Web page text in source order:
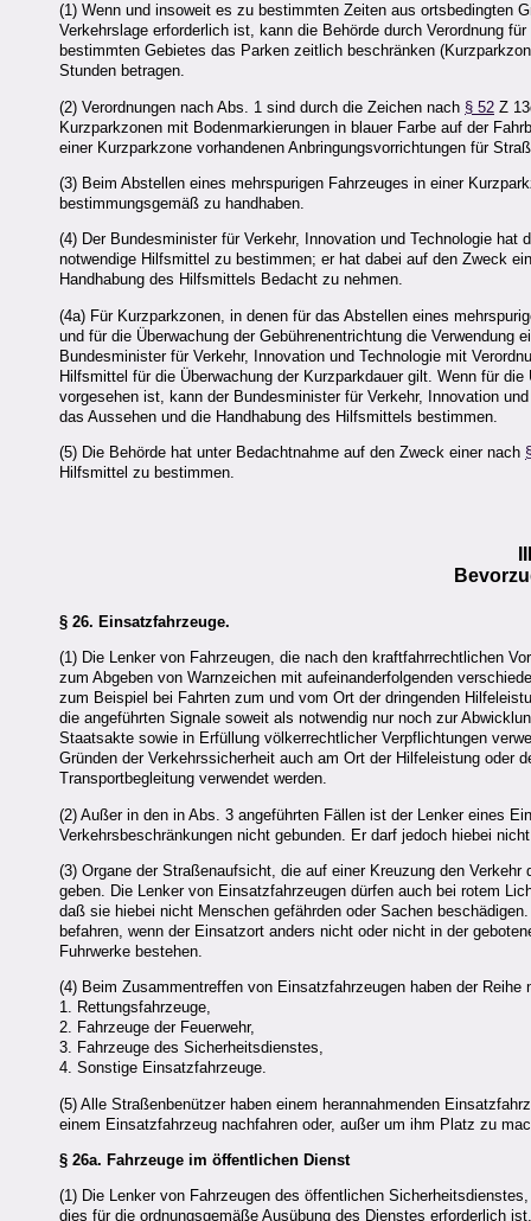
(1) Wenn und insoweit es zu bestimmten Zeiten aus ortsbedingten
Verkehrslage erforderlich ist, kann die Behörde durch Verordnung
bestimmten Gebietes das Parken zeitlich beschränken
Stunden betragen.
(2) Verordnungen nach Abs. 1 sind durch die Zeichen nach § 52 Z
Kurzparkzonen mit Bodenmarkierungen in blauer Farbe auf der
einer Kurzparkzone vorhandenen Anbringungsvorrichtungen für
(3) Beim Abstellen eines mehrspurigen Fahrzeuges in einer
bestimmungsgemäß zu handhaben.
(4) Der Bundesminister für Verkehr, Innovation und Technologie hat
notwendige Hilfsmittel zu bestimmen; er hat dabei auf den Zweck
Handhabung des Hilfsmittels Bedacht zu nehmen.
(4a) Für Kurzparkzonen, in denen für das Abstellen eines
und für die Überwachung der Gebührenentrichtung die
Bundesminister für Verkehr, Innovation und Technologie mit
Hilfsmittel für die Überwachung der Kurzparkdauer gilt. Wenn für
vorgesehen ist, kann der Bundesminister für Verkehr, Innovation
das Aussehen und die Handhabung des Hilfsmittels bestimmen.
(5) Die Behörde hat unter Bedachtnahme auf den Zweck einer nach
Hilfsmittel zu bestimmen.
§ 26. Einsatzfahrzeuge.
(1) Die Lenker von Fahrzeugen, die nach den kraftfahrrechtlichen
zum Abgeben von Warnzeichen mit aufeinanderfolgenden
zum Beispiel bei Fahrten zum und vom Ort der dringenden
die angeführten Signale soweit als notwendig nur noch zur
Staatsakte sowie in Erfüllung völkerrechtlicher Verpflichtungen
Gründen der Verkehrssicherheit auch am Ort der Hilfeleistung oder
Transportbegleitung verwendet werden.
(2) Außer in den in Abs. 3 angeführten Fällen ist der Lenker eines
Verkehrsbeschränkungen nicht gebunden. Er darf jedoch hiebei
(3) Organe der Straßenaufsicht, die auf einer Kreuzung den
geben. Die Lenker von Einsatzfahrzeugen dürfen auch bei rotem
daß sie hiebei nicht Menschen gefährden oder Sachen
befahren, wenn der Einsatzort anders nicht oder nicht in der
Fuhrwerke bestehen.
(4) Beim Zusammentreffen von Einsatzfahrzeugen haben der Reihe
1. Rettungsfahrzeuge,
2. Fahrzeuge der Feuerwehr,
3. Fahrzeuge des Sicherheitsdienstes,
4. Sonstige Einsatzfahrzeuge.
(5) Alle Straßenbenützer haben einem herannahmenden
einem Einsatzfahrzeug nachfahren oder, außer um ihm Platz zu
§ 26a. Fahrzeuge im öffentlichen Dienst
(1) Die Lenker von Fahrzeugen des öffentlichen
dies für die ordnungsgemäße Ausübung des Dienstes erforderlich